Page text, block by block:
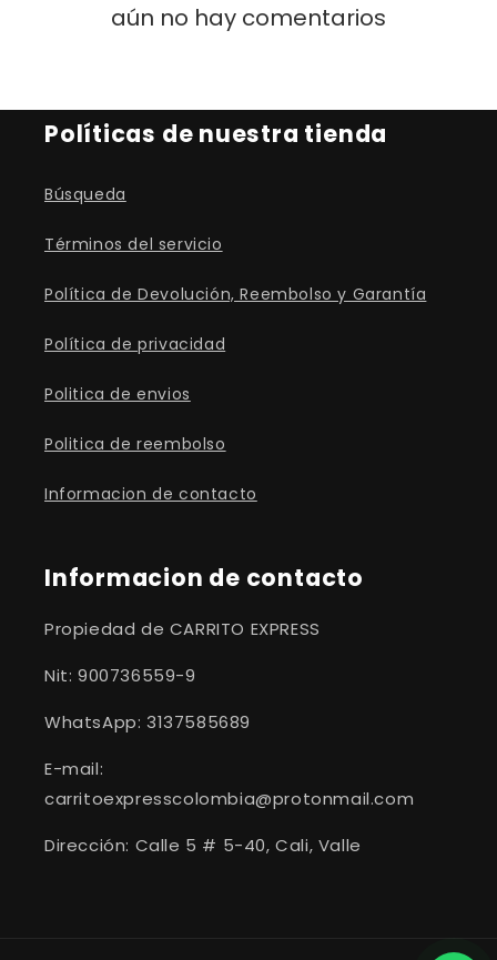
aún no hay comentarios
Políticas de nuestra tienda
Búsqueda
Términos del servicio
Política de Devolución, Reembolso y Garantía
Política de privacidad
Politica de envios
Politica de reembolso
Informacion de contacto
Informacion de contacto
Propiedad de CARRITO EXPRESS
Nit: 900736559-9
WhatsApp: 3137585689
E-mail:
carritoexpresscolombia@protonmail.com
Dirección: Calle 5 # 5-40, Cali, Valle